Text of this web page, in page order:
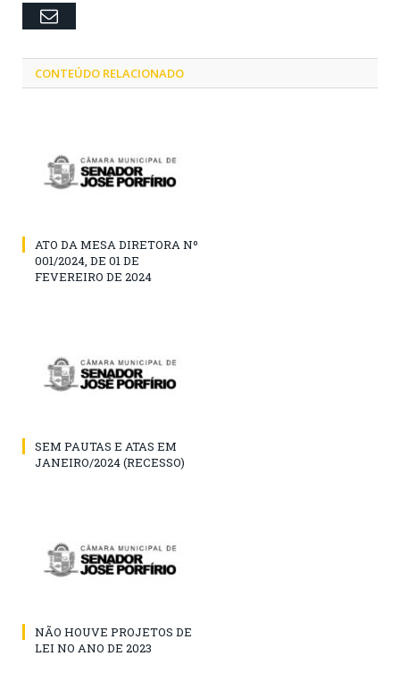
Email
CONTEÚDO RELACIONADO
ATO DA MESA DIRETORA Nº
001/2024, DE 01 DE
FEVEREIRO DE 2024
SEM PAUTAS E ATAS EM
JANEIRO/2024 (RECESSO)
NÃO HOUVE PROJETOS DE
LEI NO ANO DE 2023